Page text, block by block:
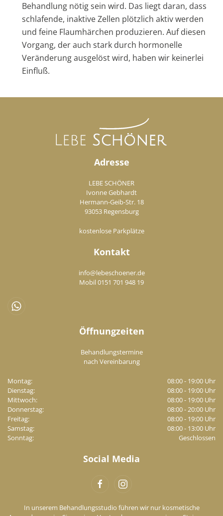
Behandlung nötig sein wird. Das liegt daran, dass
schlafende, inaktive Zellen plötzlich aktiv werden
und feine Flaumhärchen produzieren. Auf diesen
Vorgang, der auch stark durch hormonelle
Veränderung ausgelöst wird, haben wir keinerlei
Einfluß.
Adresse
LEBE SCHÖNER
Ivonne Gebhardt
Hermann-Geib-Str. 18
93053 Regensburg
kostenlose Parkplätze
Kontakt
info@lebeschoener.de
Mobil0151 701 948 19
Öffnungzeiten
Behandlungstermine
nach Vereinbarung
Montag:
08:00 - 19:00 Uhr
Dienstag:
08:00 - 19:00 Uhr
Mittwoch:
08:00 - 19:00 Uhr
Donnerstag:
08:00 - 20:00 Uhr
Freitag:
08:00 - 19:00 Uhr
Samstag:
08:00 - 13:00 Uhr
Sonntag:
Geschlossen
Social Media
In unserem Behandlungsstudio führen wir nur kosmetische